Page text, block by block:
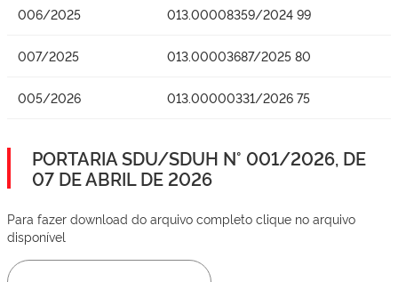
006/2025 013.00008359/2024 99
007/2025 013.00003687/2025 80
005/2026 013.00000331/2026 75
PORTARIA SDU/SDUH N° 001/2026, DE
07 DE ABRIL DE 2026
Para fazer download do arquivo completo clique no arquivo
disponível